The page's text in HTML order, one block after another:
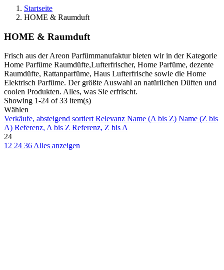
Startseite
HOME & Raumduft
HOME & Raumduft
Frisch aus der Areon Parfümmanufaktur bieten wir in der Kategorie
Home Parfüme Raumdüfte,Lufterfrischer, Home Parfüme, dezente
Raumdüfte, Rattanparfüme, Haus Lufterfrische sowie die Home
Elektrisch Parfüme. Der größte Auswahl an natürlichen Düften und
coolen Produkten. Alles, was Sie erfrischt.
Showing 1-24 of 33 item(s)
Wählen
Verkäufe, absteigend sortiertRelevanz Name (A bis Z) Name (Z bis
A) Referenz, A bis Z Referenz, Z bis A
24
12 24 36Alles anzeigen